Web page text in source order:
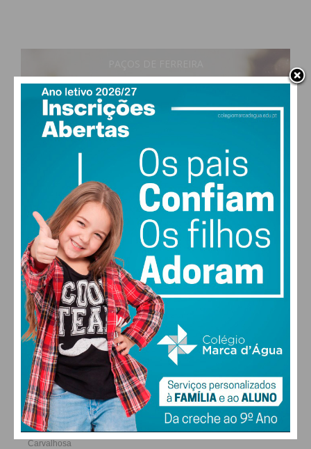
27°
52% humidade
vento: 4m/s O
27°
SÁB
26
DOM
29°
SEG
30°
FARMACIAS DE SERVIÇO EM PAÇOS DE
FERREIRA